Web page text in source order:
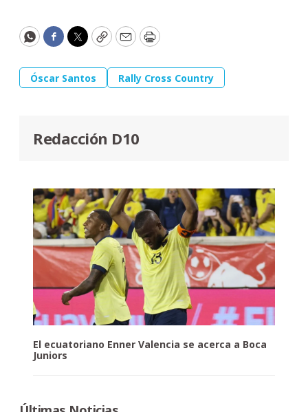
WhatsApp
Facebook
Twitter
CopyEmailPrint
Óscar Santos Rally Cross Country
Redacción D10
El ecuatoriano Enner Valencia se acerca a Boca
Juniors